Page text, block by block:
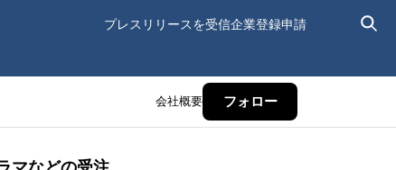
プレスリリースを受信企業登録申請
会社概要 フォロー